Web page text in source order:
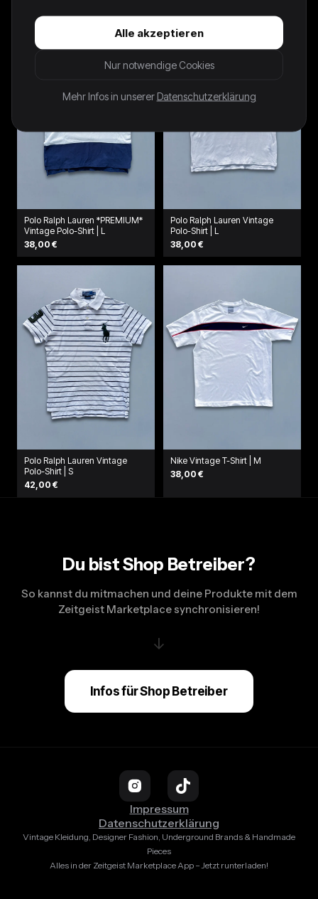
Polo Ralph Lauren *PREMIUM*
Vintage Polo-Shirt | L
38,00 €
Polo Ralph Lauren Vintage
Polo-Shirt | L
38,00 €
Polo Ralph Lauren Vintage
Polo-Shirt | S
42,00 €
Nike Vintage T-Shirt | M
38,00 €
Du bist Shop Betreiber?
So kannst du mitmachen und deine Produkte mit dem
Zeitgeist Marketplace synchronisieren!
↓
Infos für Shop Betreiber
Impressum
Datenschutzerklärung
Vintage Kleidung, Designer Fashion, Underground Brands & Handmade
Pieces
Alles in der Zeitgeist Marketplace App – Jetzt runterladen!
Alle akzeptieren
Nur notwendige Cookies
Mehr Infos in unserer Datenschutzerklärung